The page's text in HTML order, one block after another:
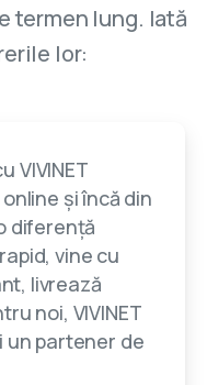
termen lung. Iată
lor:
VIVINET
și încă din
diferență
vine cu
livrează
noi, VIVINET
un partener de